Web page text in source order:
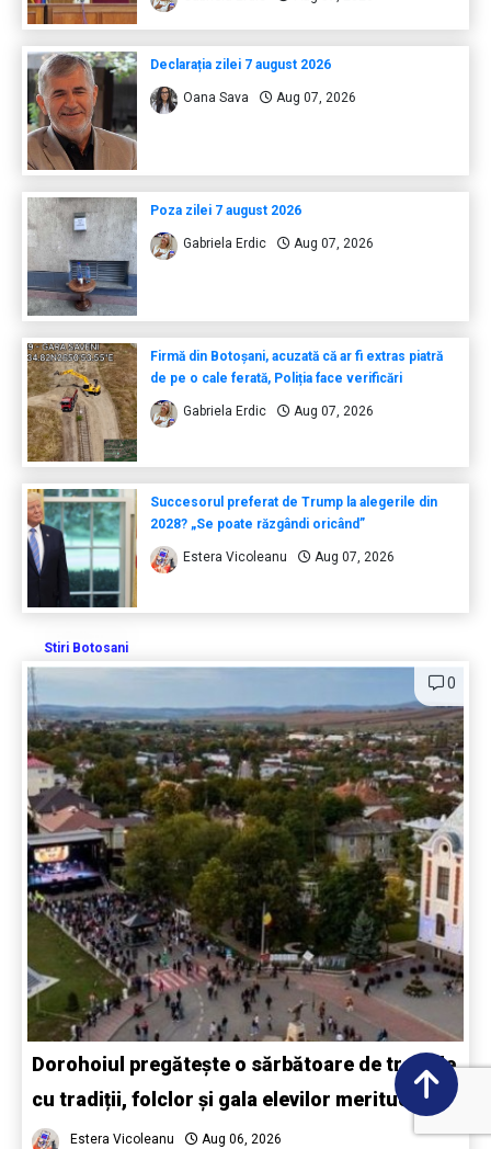
Declarația zilei 7 august 2026
Oana Sava Aug 07, 2026
Poza zilei 7 august 2026
Gabriela Erdic Aug 07, 2026
Firmă din Botoșani, acuzată că ar fi extras piatră
de pe o cale ferată, Poliția face verificări
Gabriela Erdic Aug 07, 2026
Succesorul preferat de Trump la alegerile din
2028? „Se poate răzgândi oricând”
Estera Vicoleanu Aug 07, 2026
Stiri Botosani
0
Dorohoiul pregătește o sărbătoare de trei zile
cu tradiții, folclor și gala elevilor merituoși
Estera Vicoleanu Aug 06, 2026